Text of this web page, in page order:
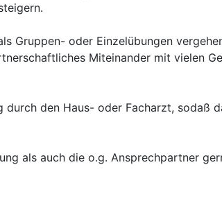
Gruppen- oder Einzelübungen
Miteinander mit vielen
den Haus- oder Facharzt, sodaß
als auch die o.g. Ansprechpartner